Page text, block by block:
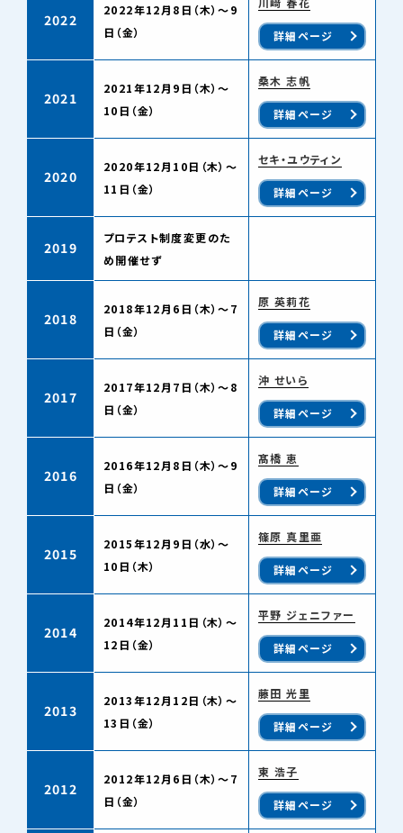
2022
2022年12月8日（木）〜9
日（金）
詳細ページ
2021
2021年12月9日（木）～
10日（金）
桑木 志帆
詳細ページ
2020
2020年12月10日（木）～
11日（金）
セキ・ユウティン
詳細ページ
2019
プロテスト制度変更のた
め開催せず
2018
2018年12月6日（木）～7
日（金）
原 英莉花
詳細ページ
2017
2017年12月7日（木）～8
日（金）
沖 せいら
詳細ページ
2016
2016年12月8日（木）～9
日（金）
髙橋 恵
詳細ページ
2015
2015年12月9日（水）～
10日（木）
篠原 真里亜
詳細ページ
2014
2014年12月11日（木）～
12日（金）
平野 ジェニファー
詳細ページ
2013
2013年12月12日（木）～
13日（金）
藤田 光里
詳細ページ
2012
2012年12月6日（木）～7
日（金）
東 浩子
詳細ページ